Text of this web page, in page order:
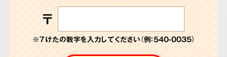
〒
※７けたの数字を入力してください（例：540-0035）